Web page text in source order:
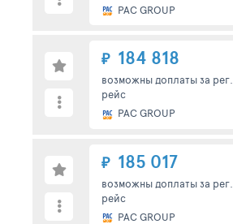
PAC GROUP
₽ 184 818
возможны доплаты за рег.
рейс
PAC GROUP
₽ 185 017
возможны доплаты за рег.
рейс
PAC GROUP